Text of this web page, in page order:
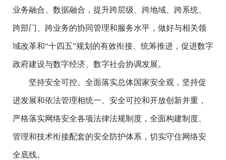
业务融合、数据融合，提升跨层级、跨地域、跨系统、
跨部门、跨业务的协同管理和服务水平，做好与相关领
域改革和“十四五”规划的有效衔接、统筹推进，促进数字
政府建设与数字经济、数字社会协调发展。
坚持安全可控。全面落实总体国家安全观，坚持促
进发展和依法管理相统一、安全可控和开放创新并重，
严格落实网络安全各项法律法规制度，全面构建制度、
管理和技术衔接配套的安全防护体系，切实守住网络安
全底线。